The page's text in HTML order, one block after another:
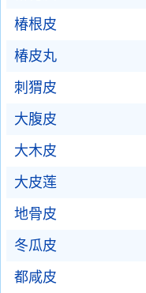
椿根皮
椿皮丸
刺猬皮
大腹皮
大木皮
大皮莲
地骨皮
冬瓜皮
都咸皮